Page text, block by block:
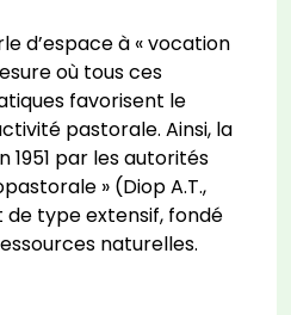
d’espace à « vocation
où tous ces
favorisent le
pastorale. Ainsi, la
1951 par les autorités
» (Diop A.T.,
de type extensif, fondé
naturelles.